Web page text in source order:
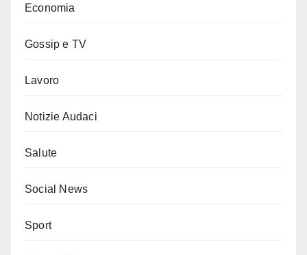
Economia
Gossip e TV
Lavoro
Notizie Audaci
Salute
Social News
Sport